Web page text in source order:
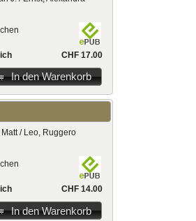
CHF 17.00
In den Warenkorb
/ Leo, Ruggero
CHF 14.00
In den Warenkorb